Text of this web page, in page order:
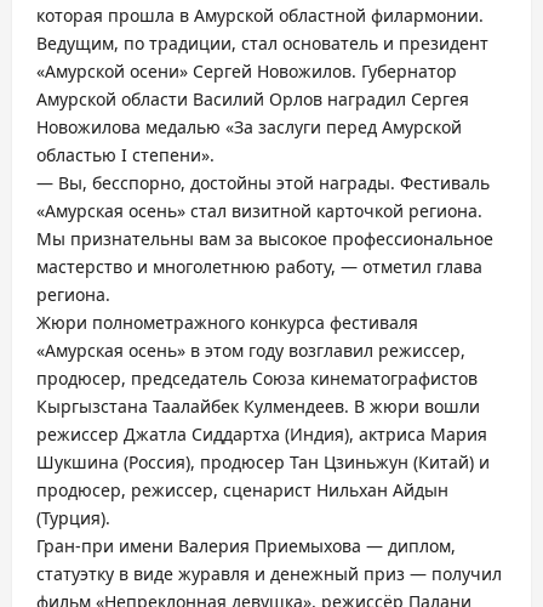
которая прошла в Амурской областной филармонии.
Ведущим, по традиции, стал основатель и президент
«Амурской осени» Сергей Новожилов. Губернатор
Амурской области Василий Орлов наградил Сергея
Новожилова медалью «За заслуги перед Амурской
областью I степени».
— Вы, бесспорно, достойны этой награды. Фестиваль
«Амурская осень» стал визитной карточкой региона.
Мы признательны вам за высокое профессиональное
мастерство и многолетнюю работу, — отметил глава
региона.
Жюри полнометражного конкурса фестиваля
«Амурская осень» в этом году возглавил режиссер,
продюсер, председатель Союза кинематографистов
Кыргызстана Таалайбек Кулмендеев. В жюри вошли
режиссер Джатла Сиддартха (Индия), актриса Мария
Шукшина (Россия), продюсер Тан Цзиньжун (Китай) и
продюсер, режиссер, сценарист Нильхан Айдын
(Турция).
Гран-при имени Валерия Приемыхова — диплом,
статуэтку в виде журавля и денежный приз — получил
фильм «Непреклонная девушка», режиссëр Палани